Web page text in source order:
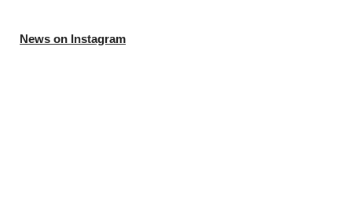
News on Instagram